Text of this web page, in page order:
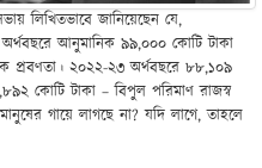
লিখিতভাবে জানিয়েছেন যে,
আনুমানিক ৯৯,০০০ কোটি টাকা
প্রবণতা। ২০২২-২৩ অর্থবছরে ৮৮,১০৯
কোটি টাকা – বিপুল পরিমাণ রাজস্ব
গায়ে লাগছে না? যদি লাগে, তাহলে